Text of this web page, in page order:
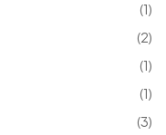
(1)
(2)
(1)
(1)
(3)